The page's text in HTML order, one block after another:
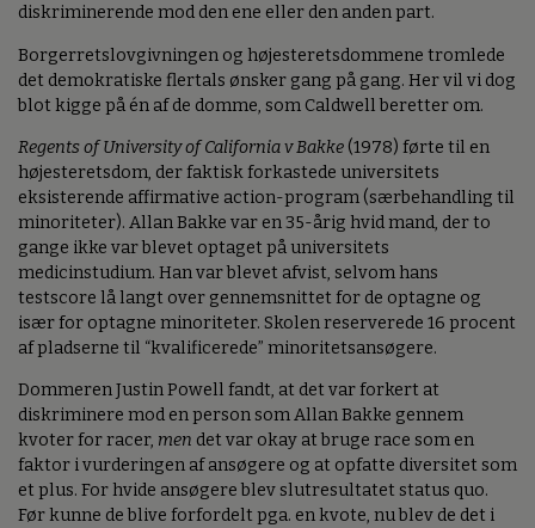
diskriminerende mod den ene eller den anden part.
Borgerretslovgivningen og højesteretsdommene tromlede
det demokratiske flertals ønsker gang på gang. Her vil vi dog
blot kigge på én af de domme, som Caldwell beretter om.
Regents of University of California v Bakke (1978) førte til en
højesteretsdom, der faktisk forkastede universitets
eksisterende affirmative action-program (særbehandling til
minoriteter). Allan Bakke var en 35-årig hvid mand, der to
gange ikke var blevet optaget på universitets
medicinstudium. Han var blevet afvist, selvom hans
testscore lå langt over gennemsnittet for de optagne og
især for optagne minoriteter. Skolen reserverede 16 procent
af pladserne til “kvalificerede” minoritetsansøgere.
Dommeren Justin Powell fandt, at det var forkert at
diskriminere mod en person som Allan Bakke gennem
kvoter for racer, men det var okay at bruge race som en
faktor i vurderingen af ansøgere og at opfatte diversitet som
et plus. For hvide ansøgere blev slutresultatet status quo.
Før kunne de blive forfordelt pga. en kvote, nu blev de det i